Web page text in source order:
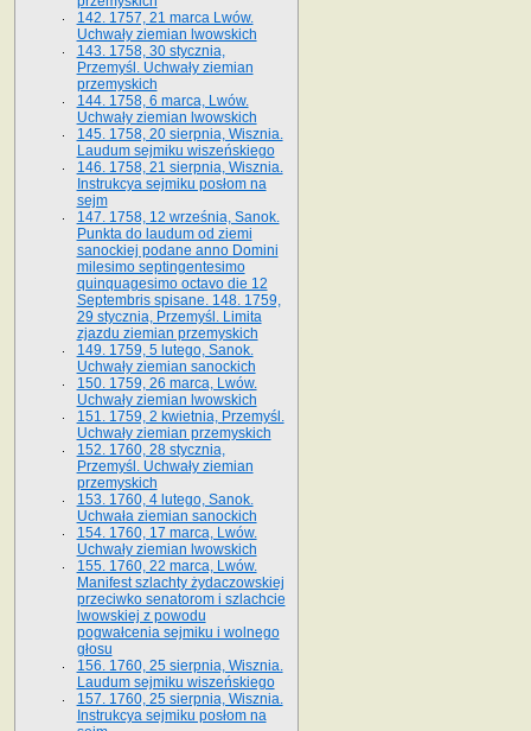
142. 1757, 21 marca Lwów.
Uchwały ziemian lwowskich
143. 1758, 30 stycznia,
Przemyśl. Uchwały ziemian
przemyskich
144. 1758, 6 marca, Lwów.
Uchwały ziemian lwowskich
145. 1758, 20 sierpnia, Wisznia.
Laudum sejmiku wiszeńskiego
146. 1758, 21 sierpnia, Wisznia.
Instrukcya sejmiku posłom na
sejm
147. 1758, 12 września, Sanok.
Punkta do laudum od ziemi
sanockiej podane anno Domini
milesimo septingentesimo
quinquagesimo octavo die 12
Septembris spisane. 148. 1759,
29 stycznia, Przemyśl. Limita
zjazdu ziemian przemyskich
149. 1759, 5 lutego, Sanok.
Uchwały ziemian sanockich
150. 1759, 26 marca, Lwów.
Uchwały ziemian lwowskich
151. 1759, 2 kwietnia, Przemyśl.
Uchwały ziemian przemyskich
152. 1760, 28 stycznia,
Przemyśl. Uchwały ziemian
przemyskich
153. 1760, 4 lutego, Sanok.
Uchwała ziemian sanockich
154. 1760, 17 marca, Lwów.
Uchwały ziemian lwowskich
155. 1760, 22 marca, Lwów.
Manifest szlachty żydaczowskiej
przeciwko senatorom i szlachcie
lwowskiej z po­wodu
pogwałcenia sejmiku i wolnego
głosu
156. 1760, 25 sierpnia, Wisznia.
Laudum sejmiku wiszeńskiego
157. 1760, 25 sierpnia, Wisznia.
Instrukcya sejmiku posłom na